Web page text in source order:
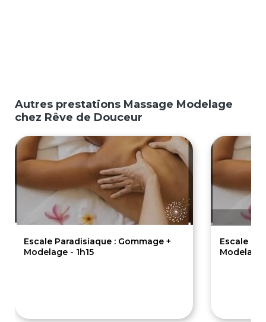
Autres prestations Massage Modelage
chez Rêve de Douceur
Escale Paradisiaque : Gommage +
Modelage - 1h15
Escale
Modelage